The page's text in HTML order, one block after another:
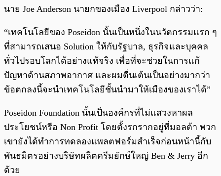
นาย Joe Anderson นายกของเมือง Liverpool กล่าวว่า:
“เทคโนโลยีของ Poseidon นั้นเป็นหนึ่งในนวัตกรรมแรก ๆ
ที่สามารถเสนอ Solution ให้กับรัฐบาล, ธุรกิจและบุคคล
ทั่วไปรอบโลกได้อย่างแท้จริง เพื่อที่จะช่วยในการแก้
ปัญหาด้านสภาพอากาศ และผมตื่นเต้นเป็นอย่างมากว่า
ข้อตกลงนี้จะนำเทคโนโลยีชั้นนำมาให้เมืองของเราได้”
Poseidon Foundation นั้นเป็นองค์กรที่ไม่แสวงหาผล
ประโยชน์หรือ Non Profit โดยตั้งรกรากอยู่ที่มอลต้า พวก
เขายังได้ทำการทดลองแพลตฟอร์มสำเร็จก่อนหน้านี้กับ
พันธมิตรอย่างบริษัทผลิตครีมยักษ์ใหญ่ Ben & Jerry อีก
ด้วย